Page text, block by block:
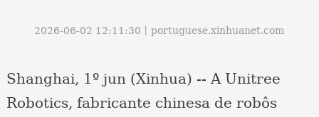
2026-06-02 12:11:30丨portuguese.xinhuanet.com
Shanghai, 1º jun (Xinhua) -- A Unitree
Robotics, fabricante chinesa de robôs